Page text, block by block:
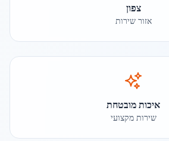
צפון
אזור שירות
איכות מובטחת
שירות מקצועי